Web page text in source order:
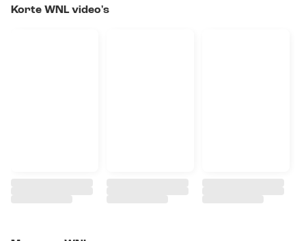
Korte WNL video's